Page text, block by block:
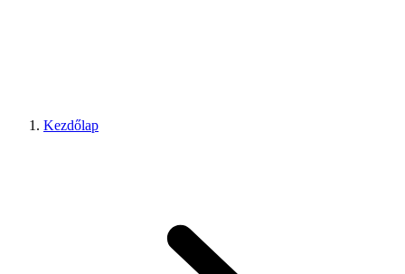
Kezdőlap